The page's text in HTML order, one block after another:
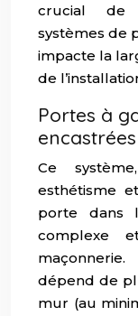
crucial de
systèmes de
impacte la
de
Portes à
encastrées
Ce
esthétisme
porte dans
complexe
dépend de
mur (au